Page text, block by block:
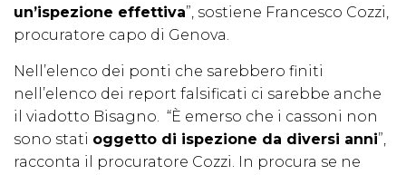
un’ispezione effettiva”, sostiene Francesco Cozzi,
procuratore capo di Genova.
Nell’elenco dei ponti che sarebbero finiti
nell’elenco dei report falsificati ci sarebbe anche
il viadotto Bisagno. “È emerso che i cassoni non
sono stati oggetto di ispezione da diversi anni”,
racconta il procuratore Cozzi. In procura se ne